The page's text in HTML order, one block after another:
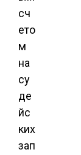
сч
ето
м
на
су
де
йс
ких
зап